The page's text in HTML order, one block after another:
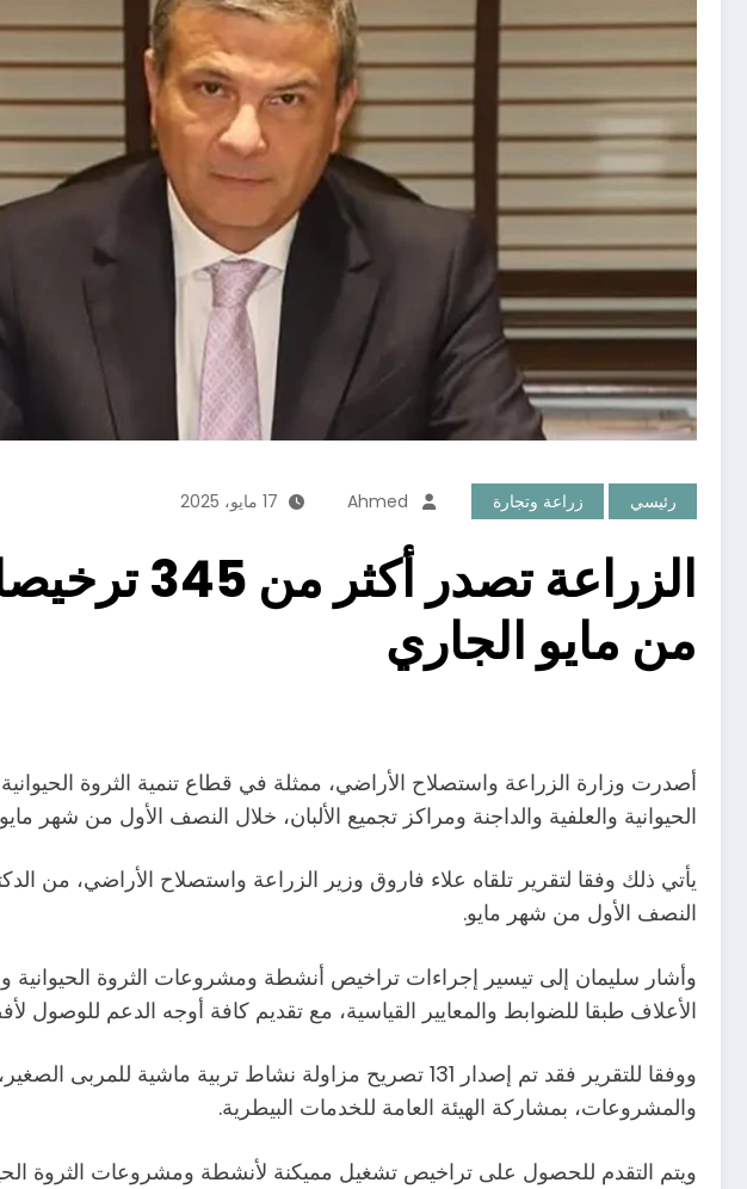
رئيسي زراعة وتجارة Ahmed 17 مايو، 2025
الزراعة
من مايو الجاري
الحيوانية والعلفية والداجنة ومراكز تجميع الألبان، خلال النصف الأول من شهر
يأتي ذلك وفقا لتقرير تلقاه علاء فاروق وزير الزراعة واستصلاح الأراضي، من
النصف الأول من شهر مايو.
وأشار سليمان إلى تيسير إجراءات تراخيص أنشطة ومشروعات الثروة الحيوانية
الأعلاف طبقا للضوابط والمعايير القياسية، مع تقديم كافة أوجه الدعم
ووفقا للتقرير فقد تم إصدار 131 تصريح مزاولة نشاط
والمشروعات، بمشاركة الهيئة العامة للخدمات البيطرية.
ويتم التقدم للحصول على تراخيص تشغيل مميكنة لأنشطة ومشروعات الثروة